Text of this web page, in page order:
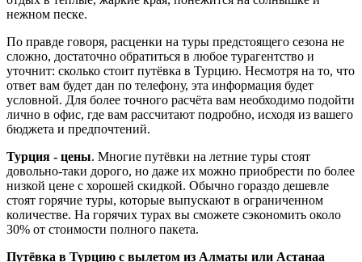
нежном песке.
По правде говоря, расценки на туры предстоящего сезона не
сложно, достаточно обратиться в любое турагентство и
уточнит: сколько стоит путёвка в Турцию. Несмотря на то, что
ответ вам будет дан по телефону, эта информация будет
условной. Для более точного расчёта вам необходимо подойти
лично в офис, где вам рассчитают подробно, исходя из вашего
бюджета и предпочтений.
Турция - цены. Многие путёвки на летние туры стоят
довольно-таки дорого, но даже их можно приобрести по более
низкой цене с хорошей скидкой. Обычно гораздо дешевле
стоят горячие туры, которые выпускают в ограниченном
количестве. На горячих турах вы сможете сэкономить около
30% от стоимости полного пакета.
Путёвка в Турцию с вылетом из Алматы или Астанаа